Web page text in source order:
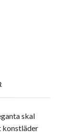
skal
konstläder